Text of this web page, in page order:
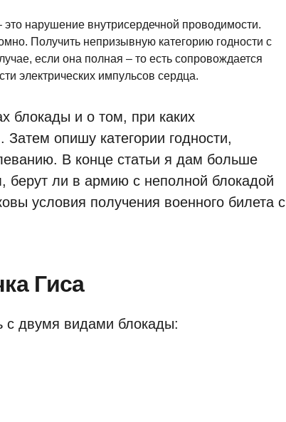
нарушение внутрисердечной проводимости.
Получить непризывную категорию годности с
если она полная – то есть сопровождается
электрических импульсов сердца.
блокады и о том, при каких
Затем опишу категории годности,
В конце статьи я дам больше
берут ли в армию с неполной блокадой
условия получения военного билета с
Гиса
с двумя видами блокады: